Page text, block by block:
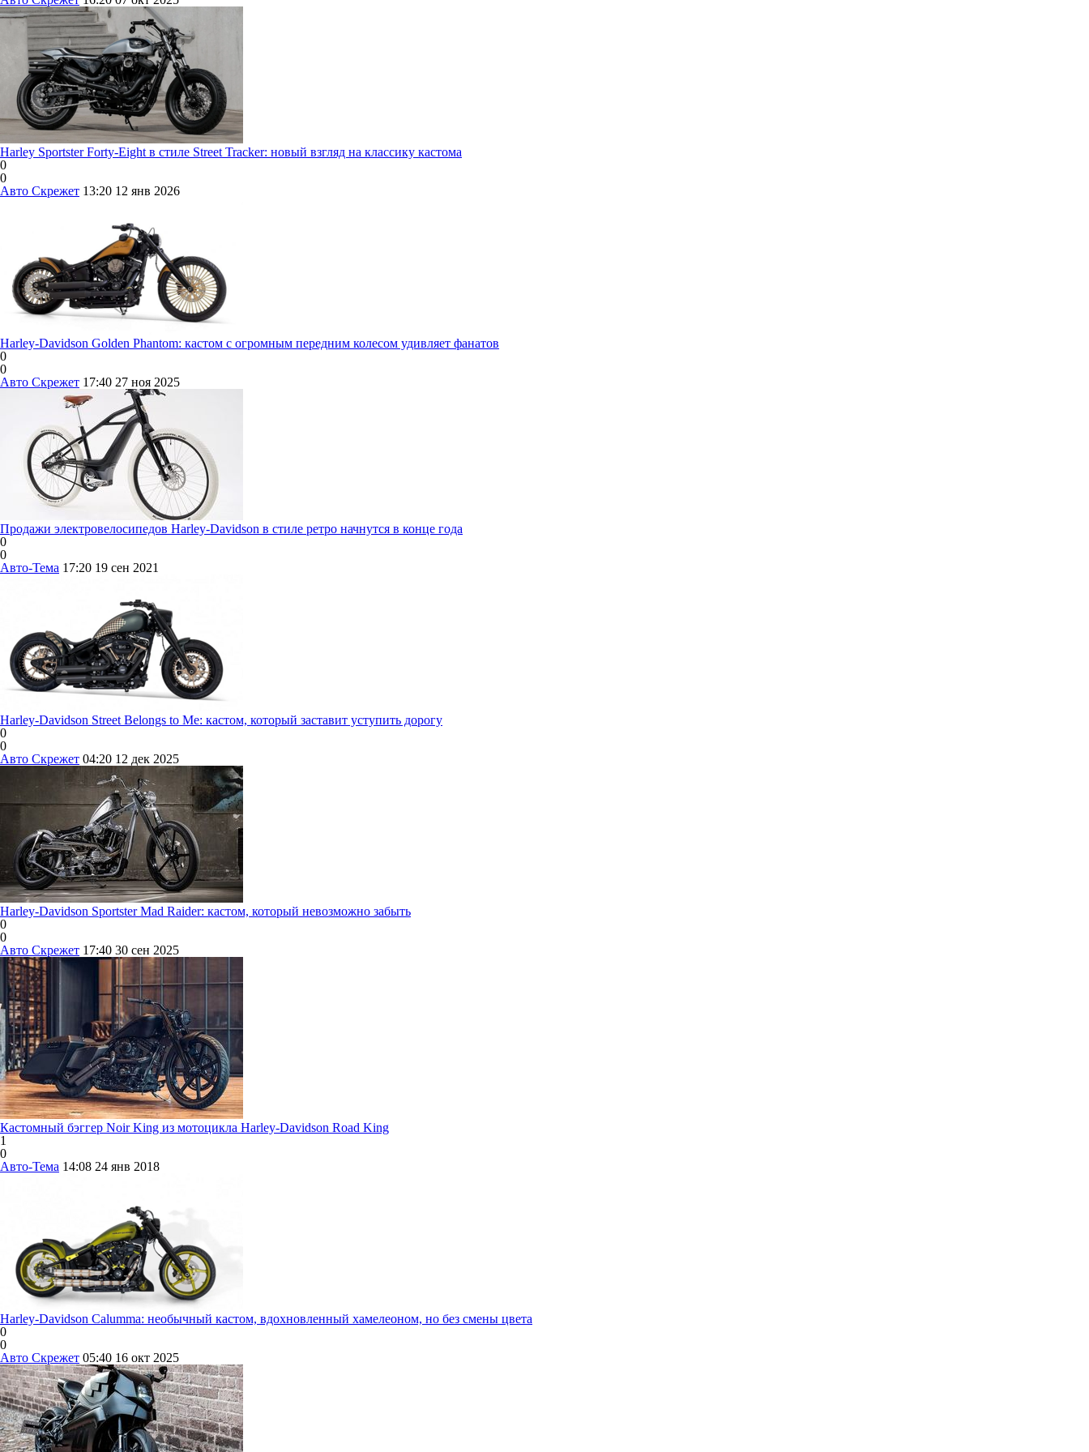
Harley Sportster Forty-Eight в стиле Street Tracker: новый взгляд на классику кастома
0
0
Авто Скрежет 13:20 12 янв 2026
Harley-Davidson Golden Phantom: кастом с огромным передним колесом удивляет фанатов
0
0
Авто Скрежет 17:40 27 ноя 2025
Продажи электровелосипедов Harley-Davidson в стиле ретро начнутся в конце года
0
0
Авто-Тема 17:20 19 сен 2021
Harley-Davidson Street Belongs to Me: кастом, который заставит уступить дорогу
0
0
Авто Скрежет 04:20 12 дек 2025
Harley-Davidson Sportster Mad Raider: кастом, который невозможно забыть
0
0
Авто Скрежет 17:40 30 сен 2025
Кастомный бэггер Noir King из мотоцикла Harley-Davidson Road King
1
0
Авто-Тема 14:08 24 янв 2018
Harley-Davidson Calumma: необычный кастом, вдохновленный хамелеоном, но без смены цвета
0
0
Авто Скрежет 05:40 16 окт 2025